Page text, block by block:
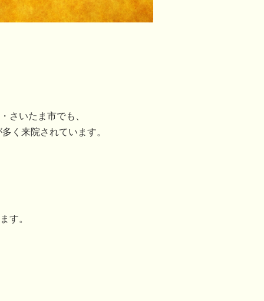
さいたま市でも、
く来院されています。
す。